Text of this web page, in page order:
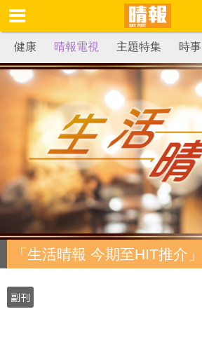
健康 晴報電視 主題特集 時事
「生活晴報 今期至HIT推介」
副刊